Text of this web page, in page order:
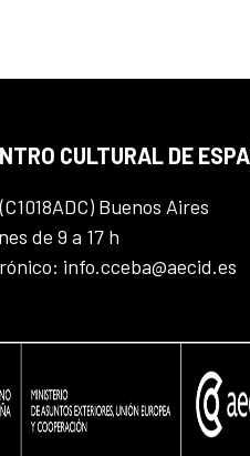
CULTURAL DE
Buenos Aires
de 9 a 17 h
info.cceba@aecid.es